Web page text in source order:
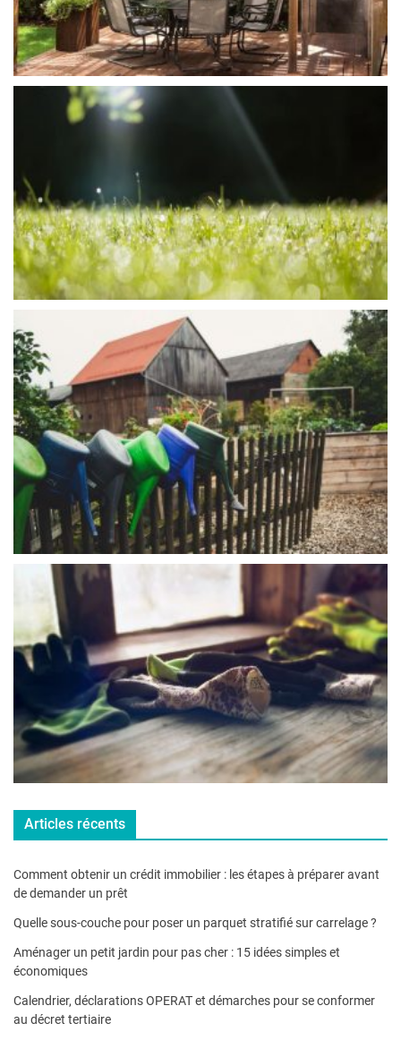
Articles récents
Comment obtenir un crédit immobilier : les étapes à préparer avant
de demander un prêt
Quelle sous-couche pour poser un parquet stratifié sur carrelage ?
Aménager un petit jardin pour pas cher : 15 idées simples et
économiques
Calendrier, déclarations OPERAT et démarches pour se conformer
au décret tertiaire